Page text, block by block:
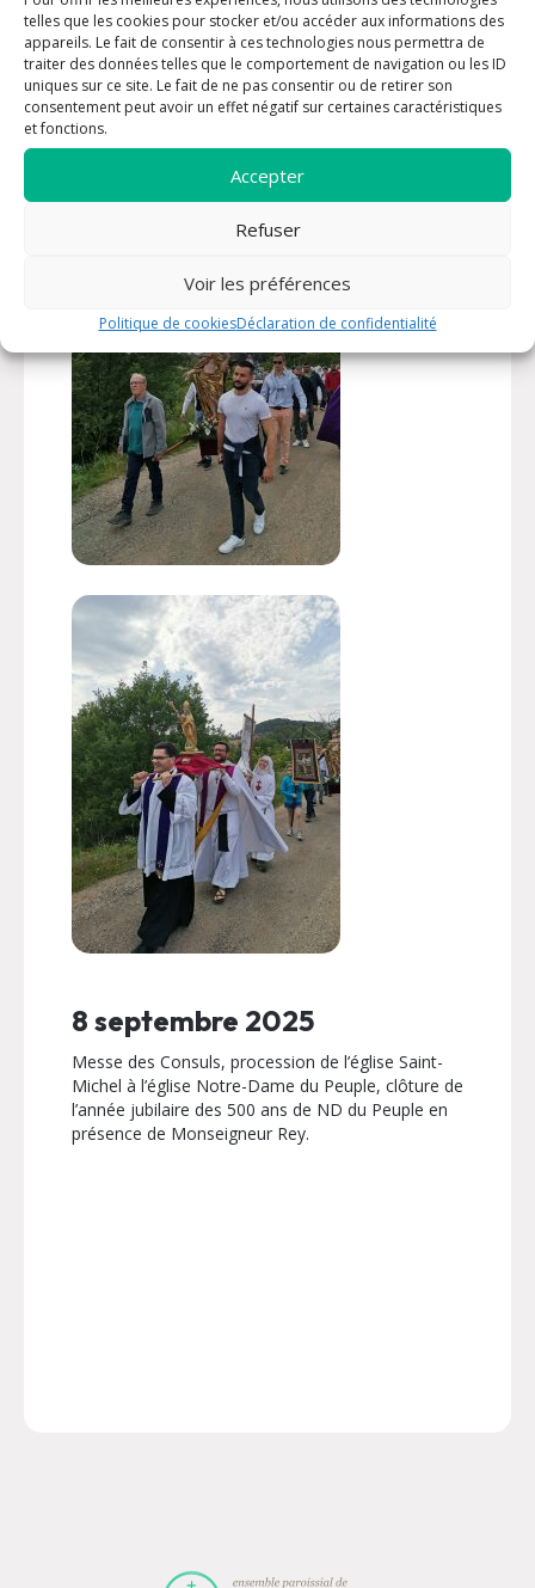
telles que les cookies pour stocker et/ou accéder aux informations des
appareils. Le fait de consentir à ces technologies nous permettra de
traiter des données telles que le comportement de navigation ou les ID
uniques sur ce site. Le fait de ne pas consentir ou de retirer son
consentement peut avoir un effet négatif sur certaines caractéristiques
et fonctions.
Accepter
Refuser
Voir les préférences
Politique de cookiesDéclaration de confidentialité
Rogations : procession traditionnellement réalisée
pour obtenir les faveurs de Dieu pour les récoltes
à venir et demander de l’eau. Remis au goût du
jour en 2023 dans la paroisse de Draguignan avec
un très grand intérêt des médias locaux et
8 septembre 2025
Messe des Consuls, procession de l’église Saint-
Michel à l’église Notre-Dame du Peuple, clôture de
l’année jubilaire des 500 ans de ND du Peuple en
présence de Monseigneur Rey.